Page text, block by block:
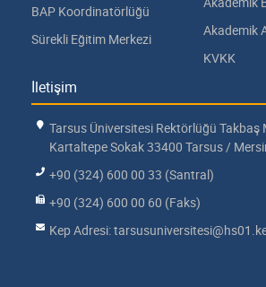
BAP Koordinatörlüğü
Sürekli Eğitim Merkezi
Akademik
KVKK
İletişim
Tarsus Üniversitesi Rektörlüğü Takbaş
Kartaltepe Sokak 33400 Tarsus /
+90 (324) 600 00 33 (Santral)
+90 (324) 600 00 60 (Faks)
Kep Adresi: